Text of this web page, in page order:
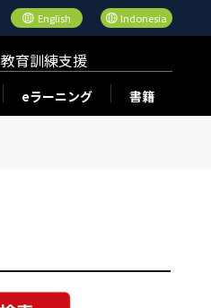
English Indonesia
教育訓練支援
eラーニング 書籍